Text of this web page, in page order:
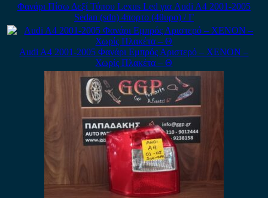
Φανάρι Πίσω Δεξί Τύπου Lexus Led για Audi A4 2001-2005
Sedan (sdn) 4πορτο (4θυρο) / Γ
Audi A4 2001-2005 Φανάρι Εμπρός Αριστερό – XENON –
Χωρίς Πλακέτα – Θ